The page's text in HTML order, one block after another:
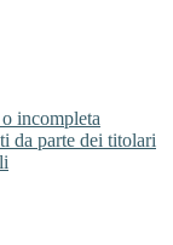
incompleta
da parte dei titolari